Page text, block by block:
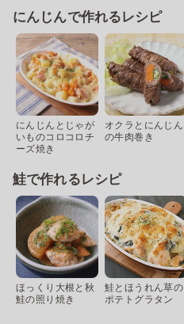
にんじんで作れるレシピ
にんじんとじゃが
いものコロコロチ
ーズ焼き
オクラとにんじん
の牛肉巻き
鮭で作れるレシピ
ほっくり大根と秋
鮭の照り焼き
鮭とほうれん草の
ポテトグラタン